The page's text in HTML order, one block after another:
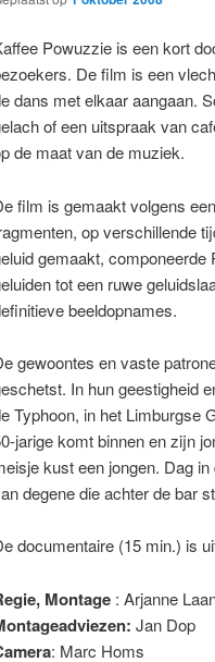
Powuzzie is een kort
De film is een
dans met elkaar aangaan.
of een uitspraak van
de maat van de muziek.
film is gemaakt volgens
op verschillende
gemaakt,
tot een ruwe
beeldopnames.
gewoontes en vaste
In hun geestigheid
Typhoon, in het Limburgse
jarige komt binnen en zijn
kust een jongen. Dag
degene die achter de bar
documentaire (15 min.) is
Montage : Arjanne
: Jan Dop
: Marc Homs